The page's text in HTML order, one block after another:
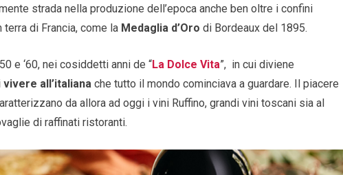
strada nella produzione dell’epoca anche ben oltre i confini
di Francia, come la Medaglia d’Oro di Bordeaux del 1895.
e ‘60, nei cosiddetti anni de “La Dolce Vita”, in cui diviene
vivere all’italiana che tutto il mondo cominciava a guardare. Il piacere
da allora ad oggi i vini Ruffino, grandi vini toscani sia al
di raffinati ristoranti.